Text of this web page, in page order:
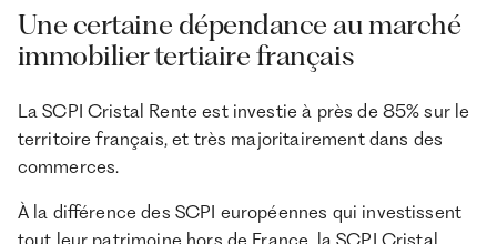
Une certaine dépendance au marché
immobilier tertiaire français
La SCPI Cristal Rente est investie à près de 85% sur le
territoire français, et très majoritairement dans des
commerces.
À la différence des SCPI européennes qui investissent
tout leur patrimoine hors de France, la SCPI Cristal